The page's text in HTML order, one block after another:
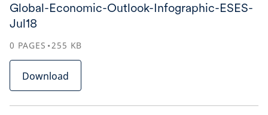
Global-Economic-Outlook-Infographic-ESES-
Jul18
0 PAGES 255 KB
Download